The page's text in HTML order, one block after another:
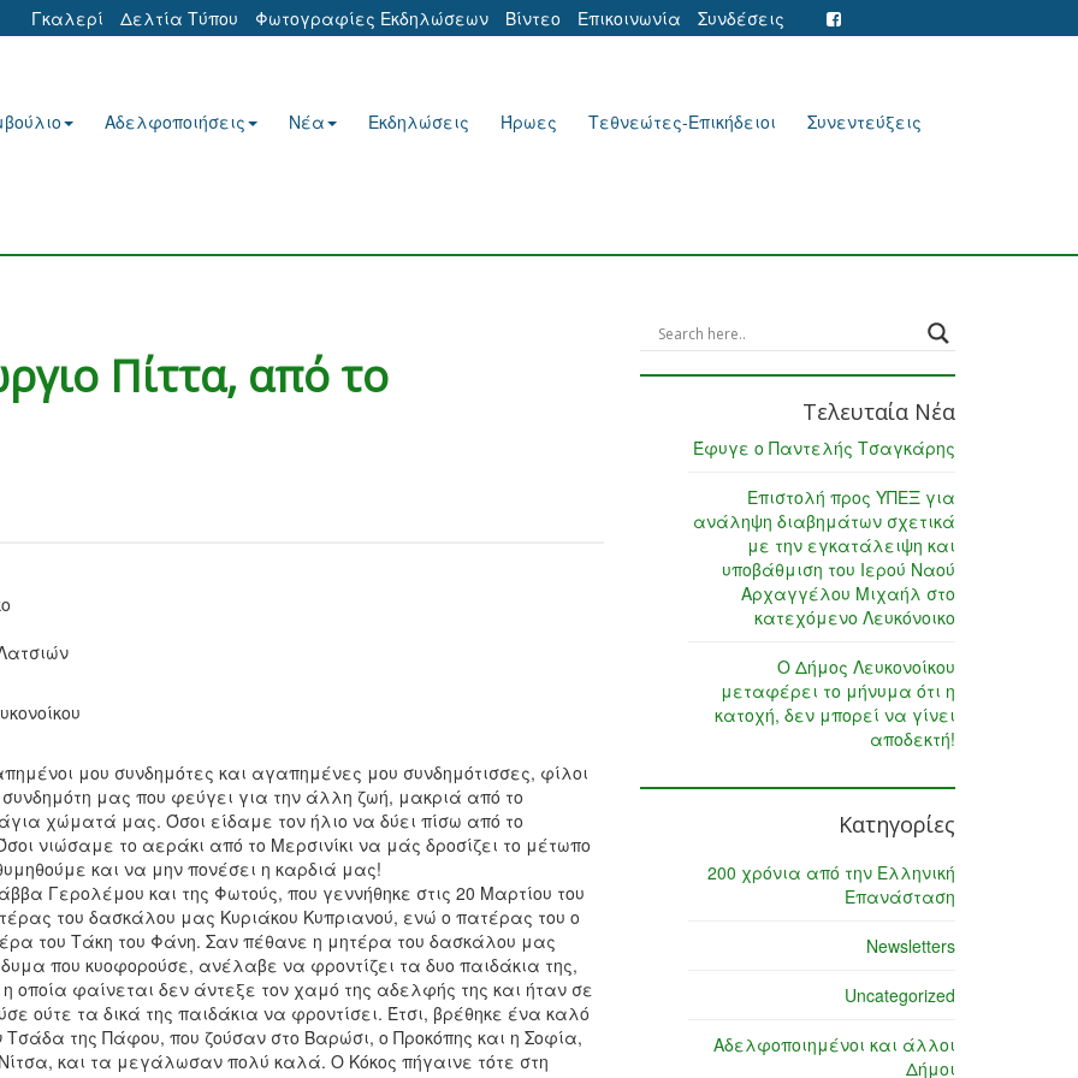
Γκαλερί Δελτία Τύπου Φωτογραφίες Εκδηλώσεων Βίντεο Επικοινωνία Συνδέσεις
Αδελφοποιήσεις Νέα Εκδηλώσεις Ήρωες Τεθνεώτες-Επικήδειοι Συνεντεύξεις
Πίττα, από το
μου συνδημότες και αγαπημένες μου συνδημότισσες, φίλοι
μας που φεύγει για την άλλη ζωή, μακριά από το
χώματά μας. Όσοι είδαμε τον ήλιο να δύει πίσω από το
νιώσαμε το αεράκι από το Μερσινίκι να μάς δροσίζει το μέτωπο
και να μην πονέσει η καρδιά μας!
Γερολέμου και της Φωτούς, που γεννήθηκε στις 20 Μαρτίου του
του δασκάλου μας Κυριάκου Κυπριανού, ενώ ο πατέρας του ο
του Τάκη του Φάνη. Σαν πέθανε η μητέρα του δασκάλου μας
που κυοφορούσε, ανέλαβε να φροντίζει τα δυο παιδάκια της,
οποία φαίνεται δεν άντεξε τον χαμό της αδελφής της και ήταν σε
ούτε τα δικά της παιδάκια να φροντίσει. Έτσι, βρέθηκε ένα καλό
Τσάδα της Πάφου, που ζούσαν στο Βαρώσι, ο Προκόπης και η Σοφία,
και τα μεγάλωσαν πολύ καλά. Ο Κόκος πήγαινε τότε στη
Τελευταία Νέα
Έφυγε ο Παντελής Τσαγκάρης
Επιστολή προς ΥΠΕΞ για
ανάληψη διαβημάτων σχετικά
με την εγκατάλειψη και
υποβάθμιση του Ιερού Ναού
Αρχαγγέλου Μιχαήλ στο
κατεχόμενο Λευκόνοικο
Ο Δήμος Λευκονοίκου
μεταφέρει το μήνυμα ότι η
κατοχή, δεν μπορεί να γίνει
αποδεκτή!
Κατηγορίες
200 χρόνια από την Ελληνική
Επανάσταση
Newsletters
Uncategorized
Αδελφοποιημένοι και άλλοι
Δήμοι